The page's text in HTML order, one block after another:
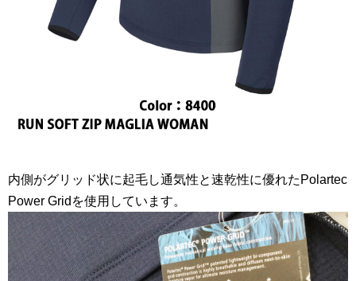
内側がグリッド状に起毛し通気性と速乾性に優れたPolartec
Power Gridを使用しています。